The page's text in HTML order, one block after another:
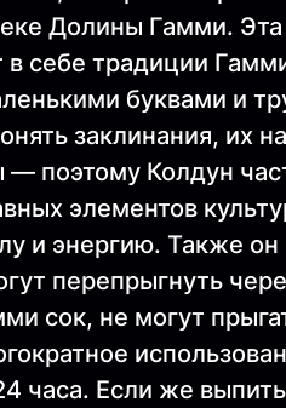
Долины Гамми.
себе традиции
буквами и
заклинания, их
поэтому Колдун
элементов
и энергию. Также он
перепрыгнуть
сок, не могут
часа. Если же